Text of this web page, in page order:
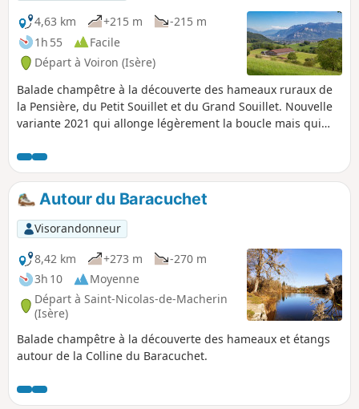
4,63 km
+215 m
-215 m
1h 55
Facile
Départ à Voiron (Isère)
Balade champêtre à la découverte des hameaux ruraux de
la Pensière, du Petit Souillet et du Grand Souillet. Nouvelle
variante 2021 qui allonge légèrement la boucle mais qui
Autour du Baracuchet
Visorandonneur
8,42 km
+273 m
-270 m
3h 10
Moyenne
Départ à Saint-Nicolas-de-Macherin
(Isère)
Balade champêtre à la découverte des hameaux et étangs
autour de la Colline du Baracuchet.